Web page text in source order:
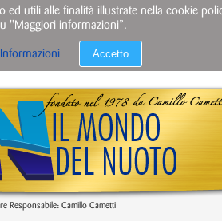
Responsabile: Camillo Cametti
utili alle finalità illustrate nella cookie
"Maggiori informazioni”.
Accetto